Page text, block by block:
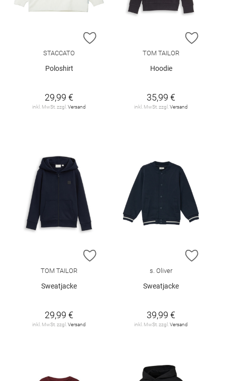
ZUR WUNSCHLISTE HINZUFÜGEN
STACCATO
Poloshirt
29,99 €
inkl. MwSt. zzgl. Versand
ZUR
TOM TAILOR
Hoodie
35,99 €
inkl. MwSt. zzgl. Versand
ZUR WUNSCHLISTE HINZUFÜGEN
TOM TAILOR
Sweatjacke
29,99 €
inkl. MwSt. zzgl. Versand
ZUR
s. Oliver
Sweatjacke
39,99 €
inkl. MwSt. zzgl. Versand